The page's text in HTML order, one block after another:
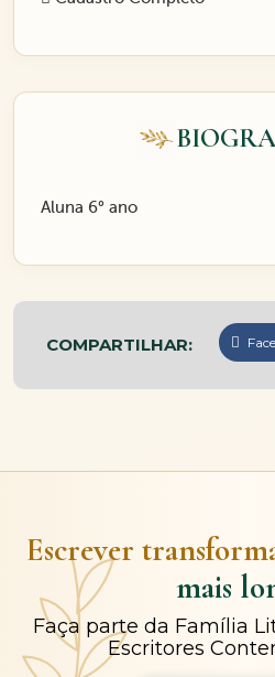
Aluna 6° ano
COMPARTILHAR:
Escrever
mais
Faça parte da Família
Escritores